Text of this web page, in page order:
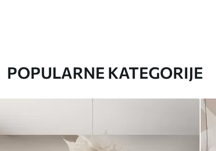
POPULARNE KATEGORIJE